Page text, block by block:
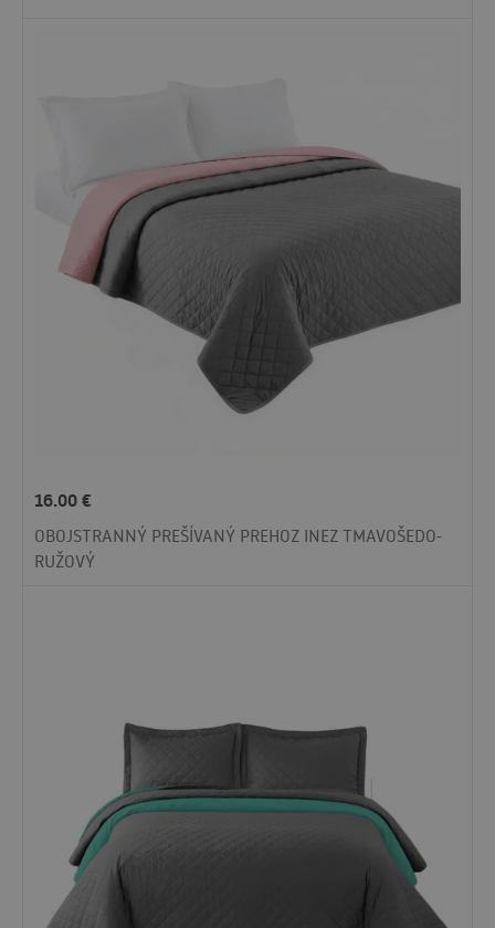
16.00€
OBOJSTRANNÝ PREŠÍVANÝ PREHOZ INEZ TMAVOŠEDO-
RUŽOVÝ